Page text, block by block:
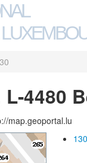
4480
map.geoportal.lu